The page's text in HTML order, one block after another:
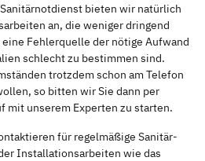
bieten wir natürlich
an, die weniger dringend
Fehlerquelle der nötige Aufwand
schlecht zu bestimmen sind.
trotzdem schon am Telefon
so bitten wir Sie dann per
mit unserem Experten zu starten.
für regelmäßige Sanitär-
Installationsarbeiten wie das